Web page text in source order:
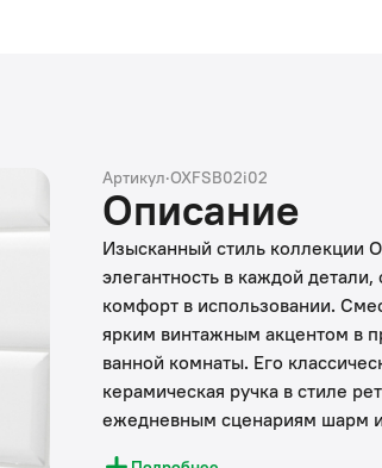
Артикул·OXFSB02i02
Описание
Изысканный стиль коллекции
элегантность в каждой
комфорт в использовании.
ярким винтажным акцентом в
ванной комнаты. Его
керамическая ручка в стиле
ежедневным сценариям шарм и